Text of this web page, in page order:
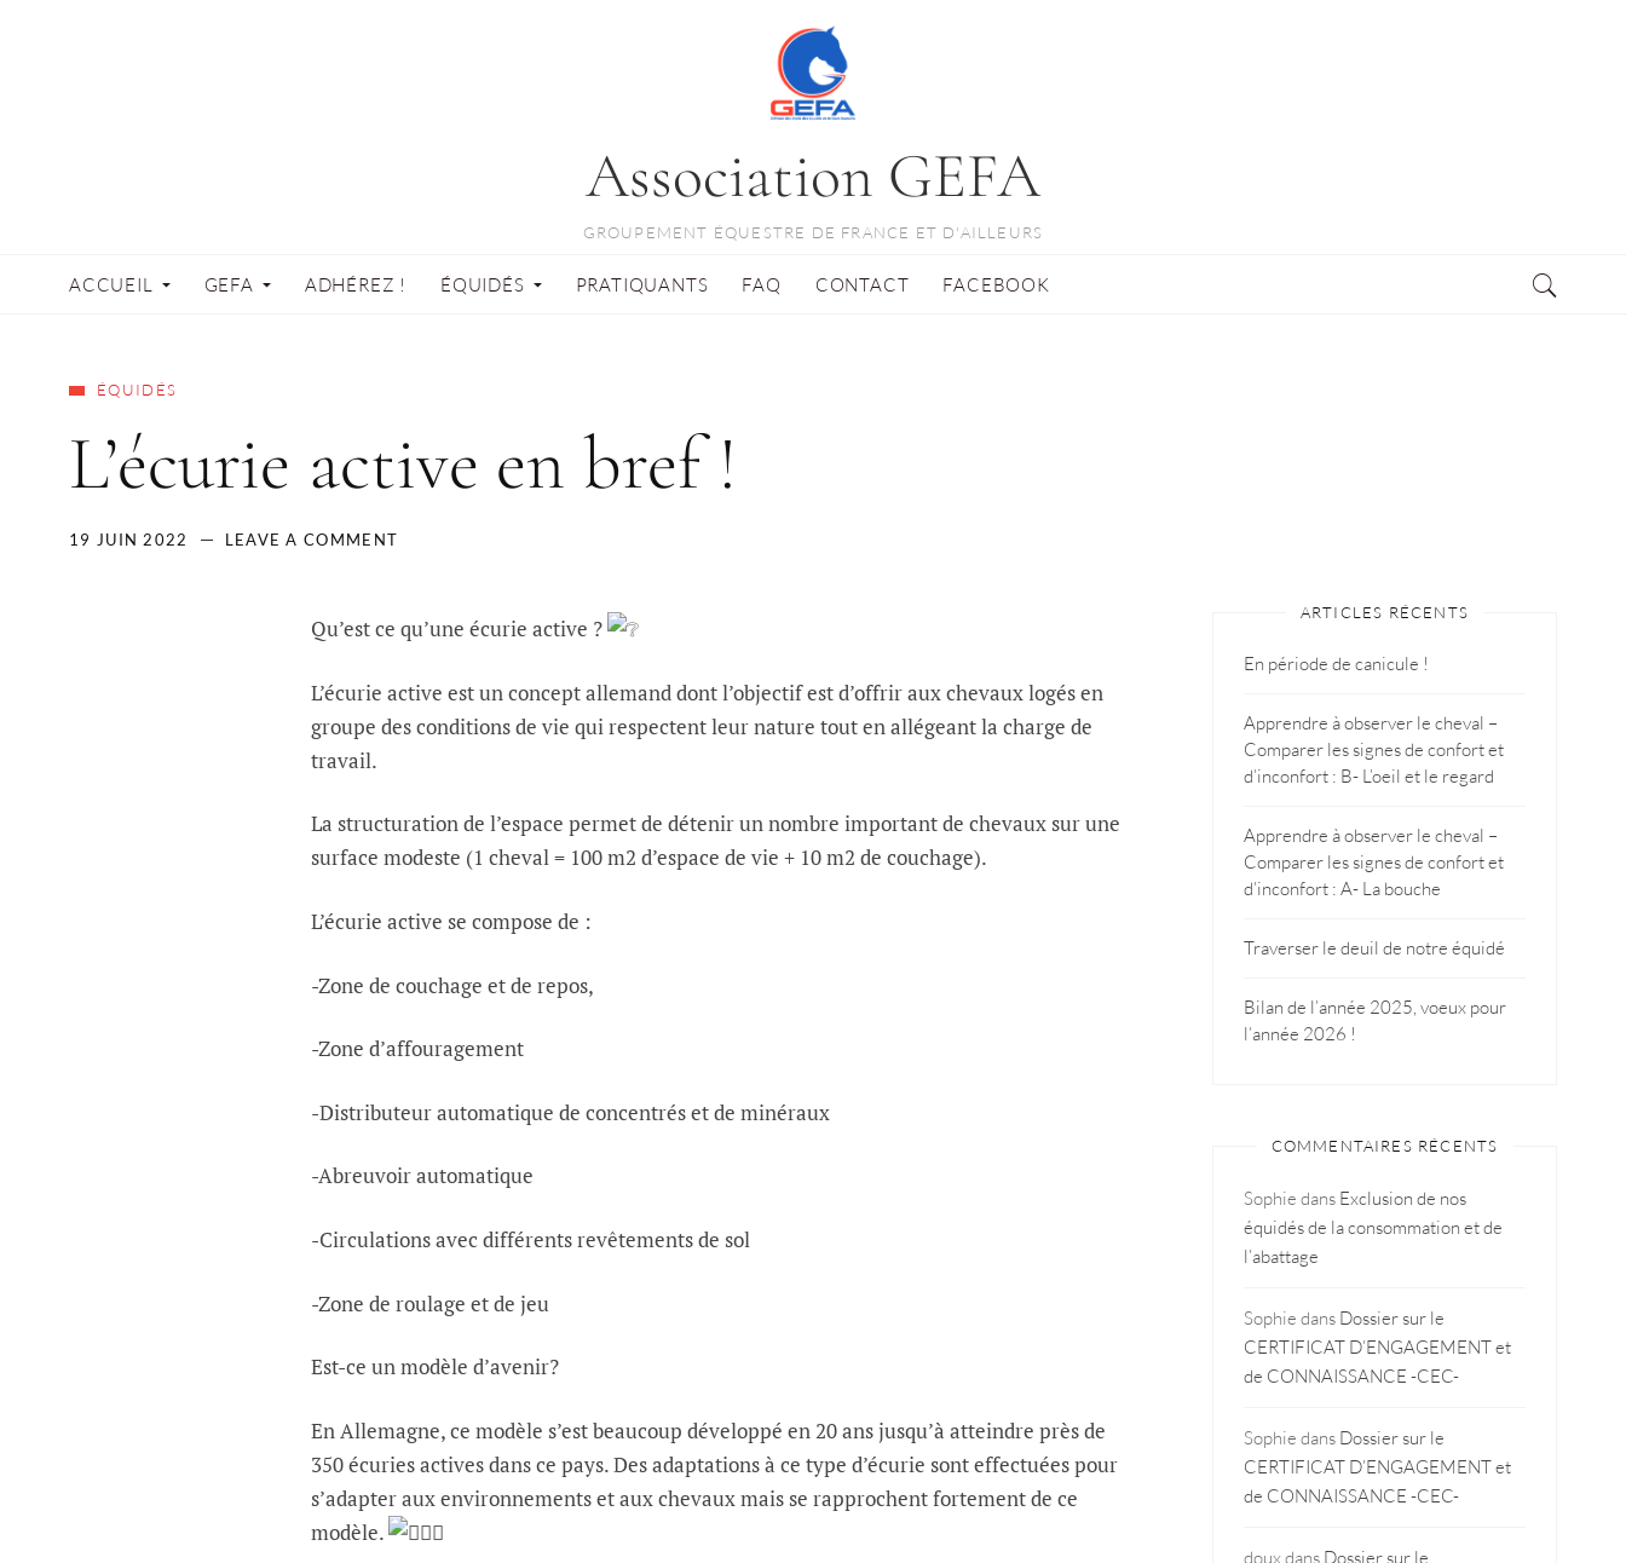
Association GEFA
GROUPEMENT ÉQUESTRE DE FRANCE ET D'AILLEURS
ACCUEIL GEFA ADHÉREZ ! ÉQUIDÉS PRATIQUANTS FAQ CONTACT FACEBOOK
ÉQUIDÉS
L’écurie active en bref !
19 JUIN 2022 LEAVE A COMMENT
Qu’est ce qu’une écurie active ?
L’écurie active est un concept allemand dont l’objectif est d’offrir aux chevaux logés en
groupe des conditions de vie qui respectent leur nature tout en allégeant la charge de
travail.
La structuration de l’espace permet de détenir un nombre important de chevaux sur une
surface modeste (1 cheval = 100 m2 d’espace de vie + 10 m2 de couchage).
L’écurie active se compose de :
-Zone de couchage et de repos,
-Zone d’affouragement
-Distributeur automatique de concentrés et de minéraux
-Abreuvoir automatique
-Circulations avec différents revêtements de sol
-Zone de roulage et de jeu
Est-ce un modèle d’avenir?
En Allemagne, ce modèle s’est beaucoup développé en 20 ans jusqu’à atteindre près de
350 écuries actives dans ce pays. Des adaptations à ce type d’écurie sont effectuées pour
s’adapter aux environnements et aux chevaux mais se rapprochent fortement de ce
modèle.
ARTICLES RÉCENTS
En période de canicule !
Apprendre à observer le cheval –
Comparer les signes de confort et
d’inconfort : B- L’oeil et le regard
Apprendre à observer le cheval –
Comparer les signes de confort et
d’inconfort : A- La bouche
Traverser le deuil de notre équidé
Bilan de l’année 2025, voeux pour
l’année 2026 !
COMMENTAIRES RÉCENTS
Sophie dans Exclusion de nos
équidés de la consommation et de
l’abattage
Sophie dans Dossier sur le
CERTIFICAT D’ENGAGEMENT et
de CONNAISSANCE -CEC-
Sophie dans Dossier sur le
CERTIFICAT D’ENGAGEMENT et
de CONNAISSANCE -CEC-
douxdans Dossier sur le